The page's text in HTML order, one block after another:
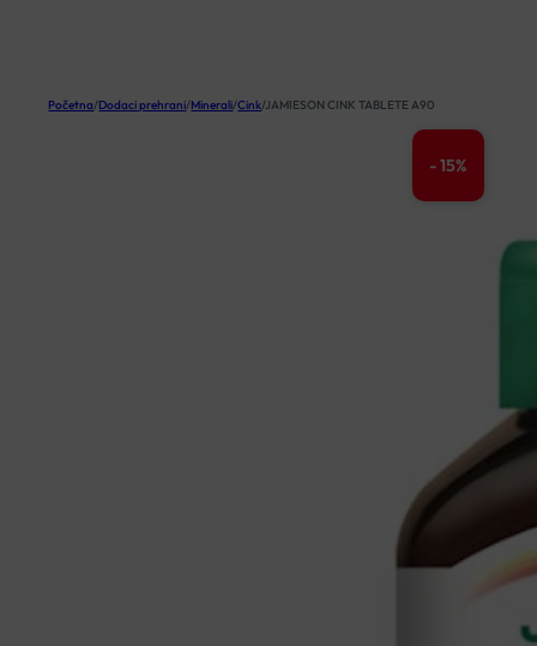
Početna/Dodaci prehrani/Minerali/Cink/JAMIESON CINK TABLETE A90
- 15%